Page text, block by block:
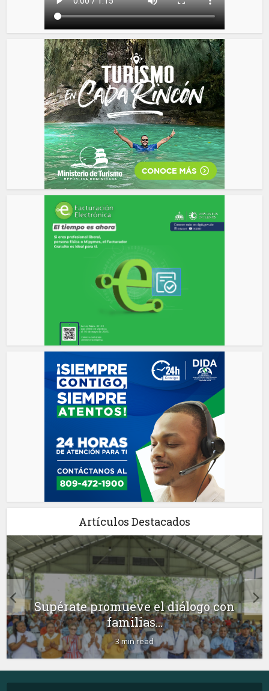
Artículos Destacados
Supérate promueve el diálogo con
familias...
3 min read